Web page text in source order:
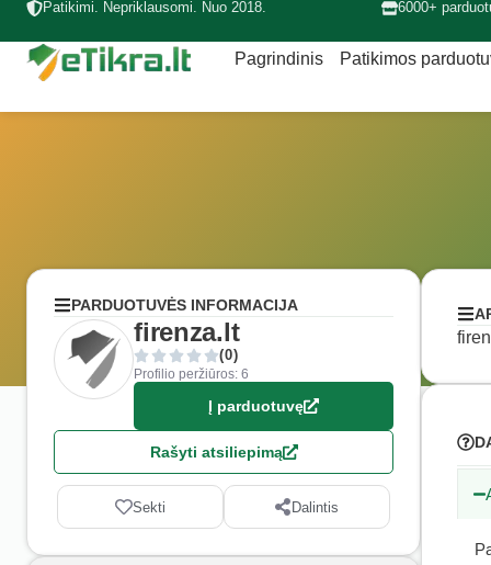
Patikimi. Nepriklausomi. Nuo 2018. 6000+
Pagrindinis Patikimos
PARDUOTUVĖS INFORMACIJA
firenza.lt
(0)
Profilio peržiūros: 6
Į parduotuvę
Rašyti atsiliepimą
Sekti Dalintis